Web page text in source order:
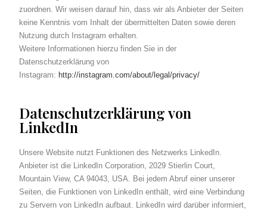
zuordnen. Wir weisen darauf hin, dass wir als Anbieter der Seiten
keine Kenntnis vom Inhalt der übermittelten Daten sowie deren
Nutzung durch Instagram erhalten.
Weitere Informationen hierzu finden Sie in der
Datenschutzerklärung von
Instagram: http://instagram.com/about/legal/privacy/
Datenschutzerklärung von
LinkedIn
Unsere Website nutzt Funktionen des Netzwerks LinkedIn.
Anbieter ist die LinkedIn Corporation, 2029 Stierlin Court,
Mountain View, CA 94043, USA. Bei jedem Abruf einer unserer
Seiten, die Funktionen von LinkedIn enthält, wird eine Verbindung
zu Servern von LinkedIn aufbaut. LinkedIn wird darüber informiert,